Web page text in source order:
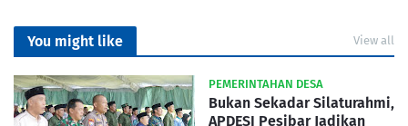
You might like View all
PEMERINTAHAN DESA
Bukan Sekadar Silaturahmi,
APDESI Pesibar Jadikan